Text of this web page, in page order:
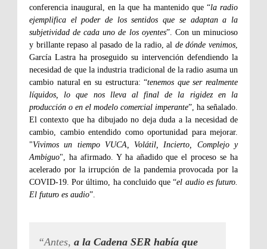
conferencia inaugural, en la que ha mantenido que “la radio
ejemplifica el poder de los sentidos que se adaptan a la
subjetividad de cada uno de los oyentes”. Con un minucioso
y brillante repaso al pasado de la radio, al de dónde venimos
García Lastra ha proseguido su intervención defendiendo la
necesidad de que la industria tradicional de la radio asuma un
cambio natural en su estructura: “tenemos que ser realmente
líquidos, lo que nos lleva al final de la rigidez en la
producción o en el modelo comercial imperante”, ha señalado.
El contexto que ha dibujado no deja duda a la necesidad de
cambio, cambio entendido como oportunidad para mejorar.
"Vivimos un tiempo VUCA, Volátil, Incierto, Complejo y
Ambiguo", ha afirmado. Y ha añadido que el proceso se ha
acelerado por la irrupción de la pandemia provocada por la
COVID-19. Por último, ha concluido que “el audio es futuro.
El futuro es audio”.
“Antes, a la Cadena SER había que